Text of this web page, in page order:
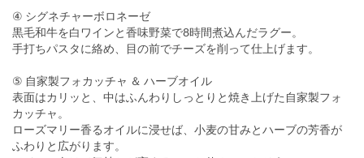
④ シグネチャーボロネーゼ
黒毛和牛を白ワインと香味野菜で8時間煮込んだラグー。
手打ちパスタに絡め、目の前でチーズを削って仕上げます。
⑤ 自家製フォカッチャ ＆ ハーブオイル
表面はカリッと、中はふんわりしっとりと焼き上げた自家製フォ
カッチャ。
ローズマリー香るオイルに浸せば、小麦の甘みとハーブの芳香が
ふわりと広がります。